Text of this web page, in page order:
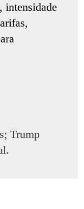
intensidade
Trump